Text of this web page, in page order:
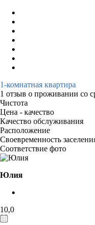
1-комнатная квартира
1 отзыв о проживании со
Чистота
Цена - качество
Качество обслуживания
Расположение
Своевременность
Соответствие фото
Юлия
10,0